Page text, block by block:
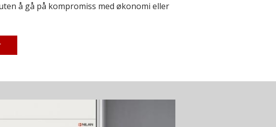
å gå på kompromiss med økonomi eller